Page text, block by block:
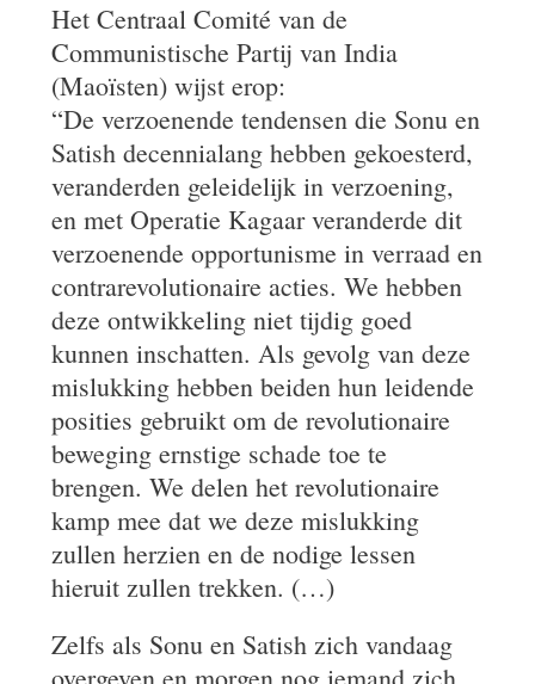
Het Centraal Comité van de
Communistische Partij van India
(Maoïsten) wijst erop:
“De verzoenende tendensen die Sonu en
Satish decennialang hebben gekoesterd,
veranderden geleidelijk in verzoening,
en met Operatie Kagaar veranderde dit
verzoenende opportunisme in verraad en
contrarevolutionaire acties. We hebben
deze ontwikkeling niet tijdig goed
kunnen inschatten. Als gevolg van deze
mislukking hebben beiden hun leidende
posities gebruikt om de revolutionaire
beweging ernstige schade toe te
brengen. We delen het revolutionaire
kamp mee dat we deze mislukking
zullen herzien en de nodige lessen
hieruit zullen trekken. (…)
Zelfs als Sonu en Satish zich vandaag